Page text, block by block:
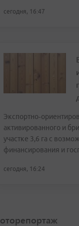
сегодня, 16:47
активированного и
участке 3,6 га с
финансирования и
сегодня, 16:24